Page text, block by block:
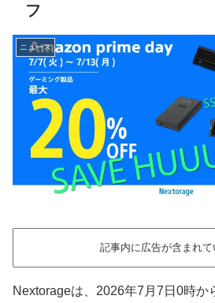
フ
ニュース
記事内に広告が含まれて
Nextorageは、2026年7月7日0時か